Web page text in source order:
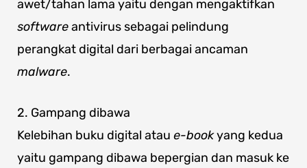
awet/tahan lama yaitu dengan mengaktifkan
softwareantivirus sebagai pelindung
perangkat digital dari berbagai ancaman
malware.
2. Gampang dibawa
Kelebihan buku digital atau e-bookyang kedua
yaitu gampang dibawa bepergian dan masuk ke